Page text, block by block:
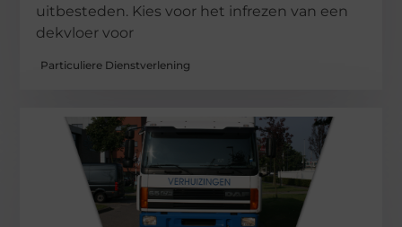
uitbesteden. Kies voor het infrezen van een
dekvloer voor
Particuliere Dienstverlening